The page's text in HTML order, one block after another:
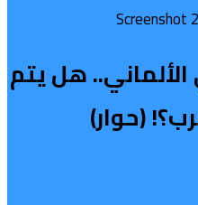
الألماني.. هل يتم
(حوار)